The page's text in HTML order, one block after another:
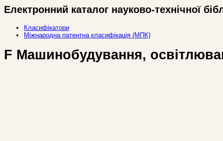
Електронний каталог науково-технічної
Класифікатори
Міжнародна патентна класифікація (МПК)
F Машинобудування,